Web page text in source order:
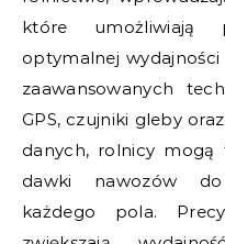
które umożliwiają
optymalnej
zaawansowanych
GPS, czujniki gleby
danych, rolnicy mogą
dawki nawozów
każdego pola.